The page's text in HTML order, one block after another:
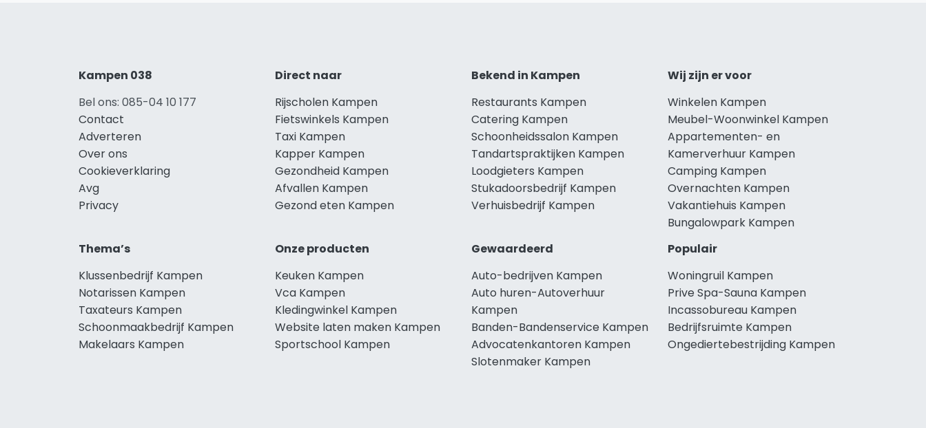
Kampen 038
Bel ons: 085-04 10 177
Contact
Adverteren
Over ons
Cookieverklaring
Avg
Privacy
Direct naar
Rijscholen Kampen
Fietswinkels Kampen
Taxi Kampen
Kapper Kampen
Gezondheid Kampen
Afvallen Kampen
Gezond eten Kampen
Bekend in Kampen
Restaurants Kampen
Catering Kampen
Schoonheidssalon Kampen
Tandartspraktijken Kampen
Loodgieters Kampen
Stukadoorsbedrijf Kampen
Verhuisbedrijf Kampen
Wij zijn er voor
Winkelen Kampen
Meubel-Woonwinkel Kampen
Appartementen- en
Kamerverhuur Kampen
Camping Kampen
Overnachten Kampen
Vakantiehuis Kampen
Bungalowpark Kampen
Thema’s
Klussenbedrijf Kampen
Notarissen Kampen
Taxateurs Kampen
Schoonmaakbedrijf Kampen
Makelaars Kampen
Onze producten
Keuken Kampen
Vca Kampen
Kledingwinkel Kampen
Website laten maken Kampen
Sportschool Kampen
Gewaardeerd
Auto-bedrijven Kampen
Auto huren-Autoverhuur
Kampen
Banden-Bandenservice Kampen
Advocatenkantoren Kampen
Slotenmaker Kampen
Populair
Woningruil Kampen
Prive Spa-Sauna Kampen
Incassobureau Kampen
Bedrijfsruimte Kampen
Ongediertebestrijding Kampen